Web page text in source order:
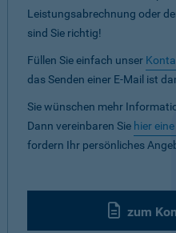
Leistungsabrechnung oder
sind Sie richtig!
Füllen Sie einfach unser
das Senden einer E-Mail ist
Sie wünschen mehr
Dann vereinbaren Sie hier
fordern Ihr persönliches
zum